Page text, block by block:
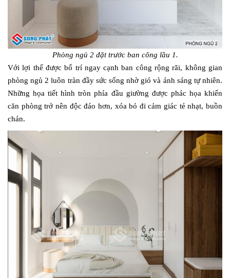
Phòng ngủ 2 đặt trước ban công lầu 1.
Với lợi thế được bố trí ngay cạnh ban công rộng rãi, không gian
phòng ngủ 2 luôn tràn đầy sức sống nhờ gió và ánh sáng tự nhiên.
Những họa tiết hình tròn phía đầu giường được phác họa khiến
căn phòng trở nên độc đáo hơn, xóa bỏ đi cảm giác tẻ nhạt, buồn
chán.